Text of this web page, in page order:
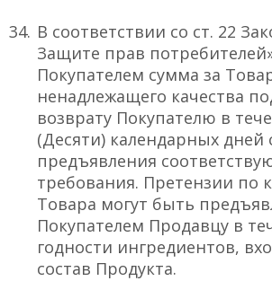
В соответствии со ст. 22
Защите прав
Покупателем сумма за
ненадлежащего качества
возврату Покупателю в
(Десяти) календарных дней
предъявления
требования. Претензии по
Товара могут быть
Покупателем Продавцу в
годности ингредиентов,
состав Продукта.